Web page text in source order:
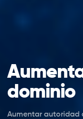
dominio
Aumentar autoridad